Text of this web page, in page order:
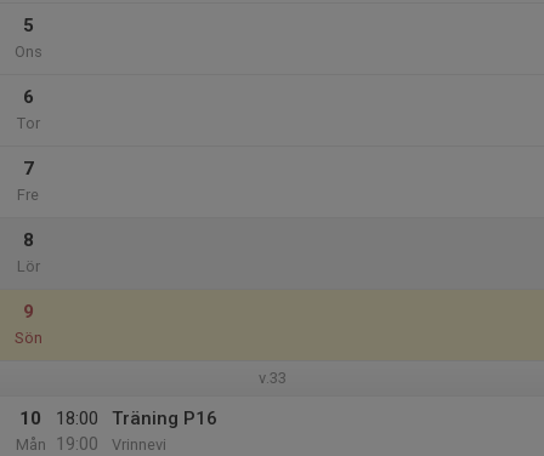
5
Ons
6
Tor
7
Fre
8
Lör
9
Sön
v.33
10
Mån
18:00
19:00
Träning P16
Vrinnevi